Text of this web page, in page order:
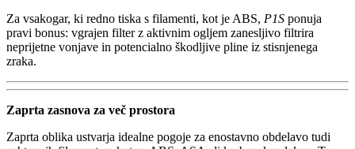
Za vsakogar, ki redno tiska s filamenti, kot je ABS, P1S ponuja
pravi bonus: vgrajen filter z aktivnim ogljem zanesljivo filtrira
neprijetne vonjave in potencialno škodljive pline iz stisnjenega
zraka.
Zaprta zasnova za več prostora
Zaprta oblika ustvarja idealne pogoje za enostavno obdelavo tudi